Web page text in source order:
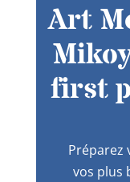
Art
first
Préparez
vos plus